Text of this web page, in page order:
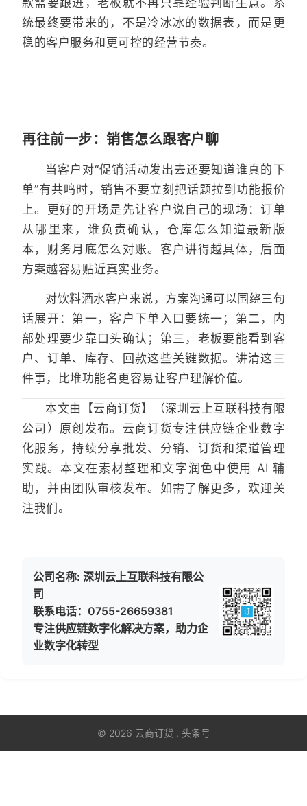
款需要跟进，老板就不再只靠经验判断生意。系
统最终要带来的，不是冷冰冰的数据表，而是更
稳的客户服务和更可控的经营节奏。
再往前一步：销售怎么跟客户聊
当客户对“促销活动发出去还要知道谁真的下
单”有共鸣时，销售不要立刻把话题拉到功能报价
上。更好的开场是先让客户说自己的现场：订单
从哪里来，谁负责确认，仓库怎么知道最新版
本，财务月底怎么对账。客户讲得越具体，后面
方案越容易贴近真实业务。
对饮料酒水客户来说，方案沟通可以围绕三句
话展开：第一，客户下单入口要统一；第二，内
部处理要少靠口头确认；第三，老板要能看到客
户、订单、库存、回款这些关键数据。讲清这三
件事，比堆功能名更容易让客户理解价值。
本文由【云商订货】（深圳云上互联科技有限
公司）原创发布。云商订货专注供应链企业数字
化服务，持续分享批发、分销、订货和渠道管理
实践。本文在素材整理和文字润色中使用 AI 辅
助，并由团队审核发布。如需了解更多，欢迎关
注我们。
公司名称: 深圳云上互联科技有限公
司
联系电话：0755-26659381
专注供应链数字化解决方案，助力企
业数字化转型
© 2026 云商订货 . 头条号